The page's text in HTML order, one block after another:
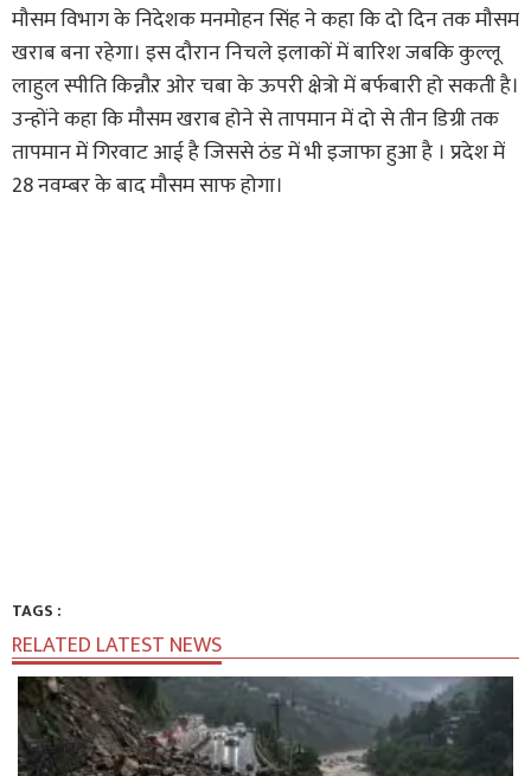
मौसम विभाग के निदेशक मनमोहन सिंह ने कहा कि दो दिन तक मौसम
खराब बना रहेगा। इस दौरान निचले इलाकों में बारिश जबकि कुल्लू
लाहुल स्पीति किन्नौऱ ओर चबा के ऊपरी क्षेत्रो में बर्फबारी हो सकती है।
उन्होंने कहा कि मौसम खराब होने से तापमान में दो से तीन डिग्री तक
तापमान में गिरवाट आई है जिससे ठंड में भी इजाफा हुआ है । प्रदेश में
28 नवम्बर के बाद मौसम साफ होगा।
TAGS :
RELATED LATEST NEWS